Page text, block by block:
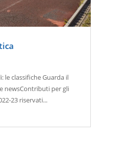
le classifiche Guarda il
newsContributi per gli
23 riservati...